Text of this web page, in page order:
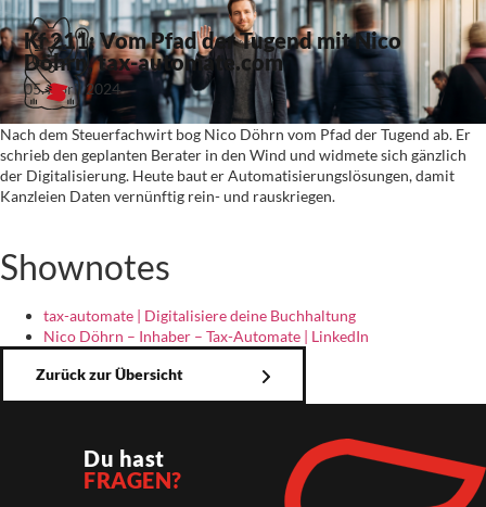
Kf 211: Vom Pfad der Tugend mit Nico
Döhrn, tax-automate.com
05. April 2024
Nach dem Steuerfachwirt bog Nico Döhrn vom Pfad der Tugend ab. Er
schrieb den geplanten Berater in den Wind und widmete sich gänzlich
der Digitalisierung. Heute baut er Automatisierungslösungen, damit
Kanzleien Daten vernünftig rein- und rauskriegen.
Shownotes
tax-automate | Digitalisiere deine Buchhaltung
Nico Döhrn – Inhaber – Tax-Automate | LinkedIn
Zurück zur Übersicht
Du hast
FRAGEN?